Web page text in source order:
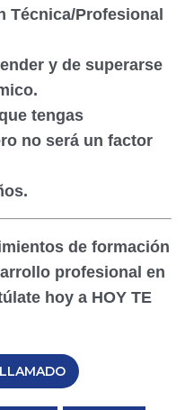
Técnica/Profesional
y de superarse
tengas
no será un factor
.
de formación
profesional en
hoy a HOY TE